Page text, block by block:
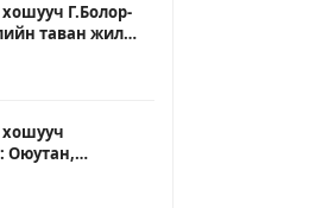
Г.Болор-
таван жил
үр бүтээлтэй
хошууч
Оюутан,
хандлага, бие